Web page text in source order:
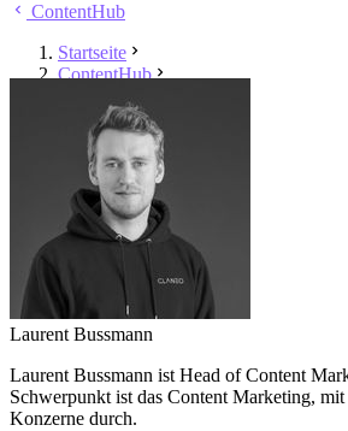
ContentHub
Startseite
ContentHub
Laurent Bussmann
Laurent Bussmann ist Head of Content
Schwerpunkt ist das Content Marketing,
Konzerne durch.